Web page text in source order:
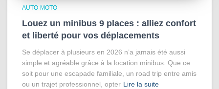
AUTO-MOTO
Louez un minibus 9 places : alliez confort
et liberté pour vos déplacements
Se déplacer à plusieurs en 2026 n’a jamais été aussi
simple et agréable grâce à la location minibus. Que ce
soit pour une escapade familiale, un road trip entre amis
ou un trajet professionnel, opter Lire la suite